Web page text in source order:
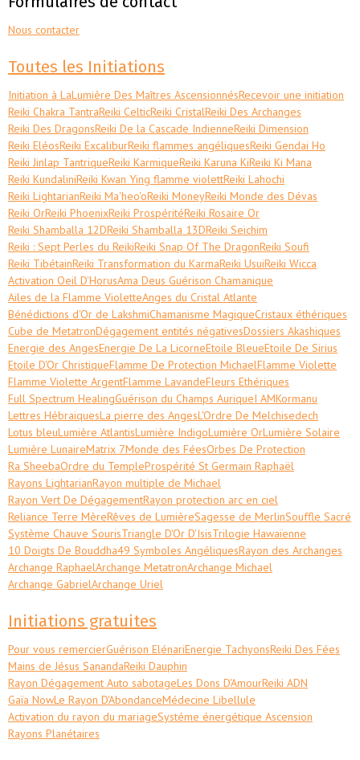
Nous contacter
Toutes les Initiations
Initiation à LaLumière Des Maîtres AscensionnésRecevoir une initiation
Reiki Chakra TantraReiki CelticReiki CristalReiki Des Archanges
Reiki Des DragonsReiki De la Cascade IndienneReiki Dimension
Reiki EléosReiki ExcaliburReiki flammes angéliquesReiki Gendai Ho
Reiki Jinlap TantriqueReiki KarmiqueReiki Karuna KiReiki Ki Mana
Reiki KundaliniReiki Kwan Ying flamme violettReiki Lahochi
Reiki LightarianReiki Ma'heo'oReiki MoneyReiki Monde des Dévas
Reiki OrReiki PhoenixReiki ProspéritéReiki Rosaire Or
Reiki Shamballa 12DReiki Shamballa 13DReiki Seichim
Reiki : Sept Perles du ReikiReiki Snap Of The DragonReiki Soufi
Reiki TibétainReiki Transformation du KarmaReiki UsuiReiki Wicca
Activation Oeil D'HorusAma Deus Guérison Chamanique
Ailes de la Flamme VioletteAnges du Cristal Atlante
Bénédictions d'Or de LakshmiChamanisme MagiqueCristaux éthériques
Cube de MetatronDégagement entités négativesDossiers Akashiques
Energie des AngesEnergie De La LicorneEtoile BleueEtoile De Sirius
Etoile D'Or ChristiqueFlamme De Protection MichaelFlamme Violette
Flamme Violette ArgentFlamme LavandeFleurs Ethériques
Full Spectrum HealingGuérison du Champs AuriqueI AMKormanu
Lettres HébraiquesLa pierre des AngesL'Ordre De Melchisedech
Lotus bleuLumière AtlantisLumière IndigoLumière OrLumière Solaire
Lumière LunaireMatrix 7Monde des FéesOrbes De Protection
Ra SheebaOrdre du TempleProspérité St Germain Raphaël
Rayons LightarianRayon multiple de Michael
Rayon Vert De DégagementRayon protection arc en ciel
Reliance Terre MèreRêves de LumièreSagesse de MerlinSouffle Sacré
Système Chauve SourisTriangle D'Or D'IsisTrilogie Hawaïenne
10 Doigts De Bouddha49 Symboles AngéliquesRayon des Archanges
Archange RaphaelArchange MetatronArchange Michael
Archange GabrielArchange Uriel
Initiations gratuites
Pour vous remercierGuérison ElénariEnergie TachyonsReiki Des Fées
Mains de Jésus SanandaReiki Dauphin
Rayon Dégagement Auto sabotageLes Dons D'AmourReiki ADN
Gaïa NowLe Rayon D'AbondanceMédecine Libellule
Activation du rayon du mariageSystéme énergétique Ascension
Rayons Planétaires